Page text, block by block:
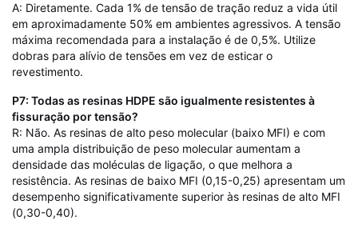
A: Diretamente. Cada 1% de tensão de tração reduz a vida útil
em aproximadamente 50% em ambientes agressivos. A tensão
máxima recomendada para a instalação é de 0,5%. Utilize
dobras para alívio de tensões em vez de esticar o
revestimento.
P7: Todas as resinas HDPE são igualmente resistentes à
fissuração por tensão?
R: Não. As resinas de alto peso molecular (baixo MFI) e com
uma ampla distribuição de peso molecular aumentam a
densidade das moléculas de ligação, o que melhora a
resistência. As resinas de baixo MFI (0,15-0,25) apresentam um
desempenho significativamente superior às resinas de alto MFI
(0,30-0,40).